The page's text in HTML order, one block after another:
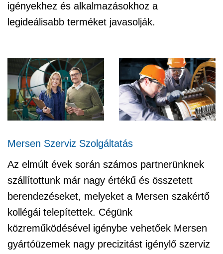
igényekhez és alkalmazásokhoz a
legideálisabb terméket javasolják.
Mersen Szerviz Szolgáltatás
Az elmúlt évek során számos partnerünknek
szállítottunk már nagy értékű és összetett
berendezéseket, melyeket a Mersen szakértő
kollégái telepítettek. Cégünk
közreműködésével igénybe vehetőek Mersen
gyártóüzemek nagy precizitást igénylő szerviz